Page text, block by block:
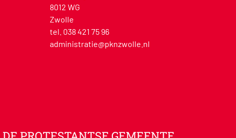
8012 WG
Zwolle
tel. 038 421 75 96
administratie@pknzwolle.nl